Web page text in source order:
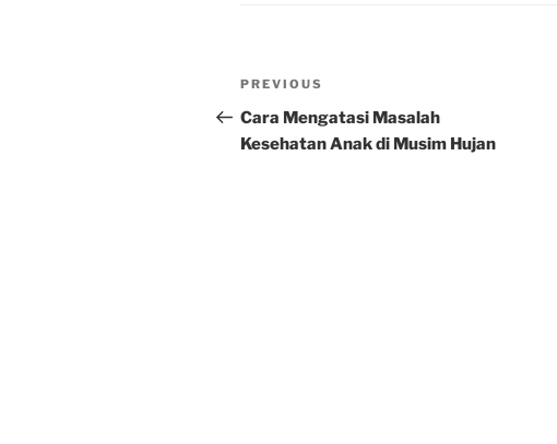
Post
navigation
Previous
Post
PREVIOUS
Cara Mengatasi Masalah
Kesehatan Anak di Musim Hujan